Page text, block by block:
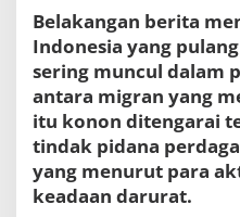
l
a
m
K
e
a
d
a
a
D
Belakangan berita
Indonesia yang
sering muncul dalam
antara migran yang
itu konon ditengarai
tindak pidana
yang menurut para
keadaan darurat.